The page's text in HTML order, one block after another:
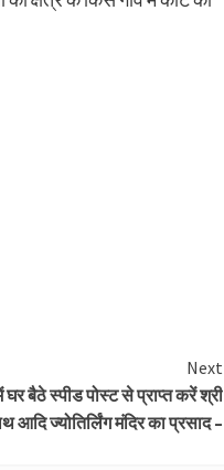
Next
बैठे स्पीड पोस्ट से प्राप्त करें श्री
आदि ज्योतिर्लिंग मंदिर का प्रसाद –